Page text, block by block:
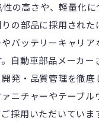
の高さや、軽量化
の部品に採用された
バッテリーキャリア
自動車部品メーカー
発・品質管理を徹底
ニチャーやテーブル
採用いただいていま